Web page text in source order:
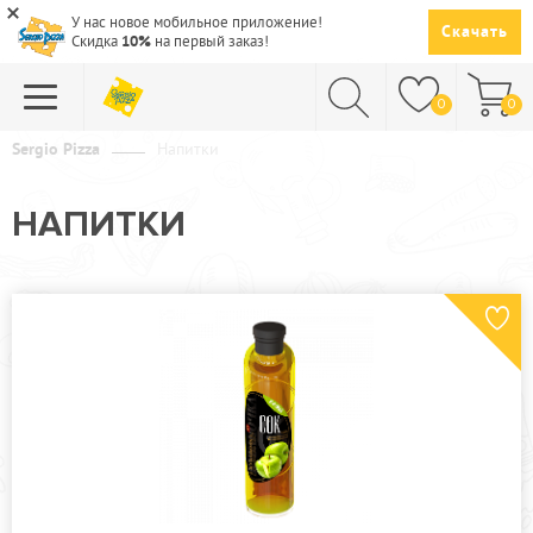
У нас новое мобильное приложение!
Скидка 10% на первый заказ! Скачать
0 0
ПАСТА
ГОРЯЧЕЕ
СУПЫ
НАПИТКИ
ДЕСЕРТЫ
Sergio Pizza
НАПИТКИ